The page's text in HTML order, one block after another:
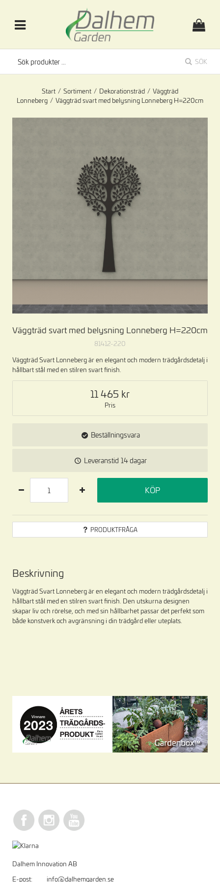
SÖK
Start / Sortiment / Dekorationsträd / Väggträd
Lonneberg / Väggträd svart med belysning Lonneberg H=220cm
Väggträd svart med belysning Lonneberg H=220cm
81412-220
Väggträd Svart Lonneberg är en elegant och modern trädgårdsdetalj i
hållbart stål med en stilren svart finish.
Pris
11 465
Beställningsvara
Leveranstid 14 dagar
PRODUKTFRÅGA
KÖP
Beskrivning
Väggträd Svart Lonneberg är en elegant och modern trädgårdsdetalj i
hållbart stål med en stilren svart finish. Den utskurna designen
skapar liv och rörelse, och med sin hållbarhet passar det perfekt som
både konstverk och avgränsning i din trädgård eller uteplats.
Dalhem Innovation AB
E-post:
info@dalhemgarden.se